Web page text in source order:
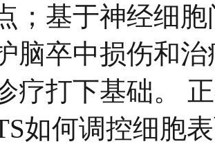
；基于神经细
脑卒中损伤和
疗打下基础。
如何调控细胞